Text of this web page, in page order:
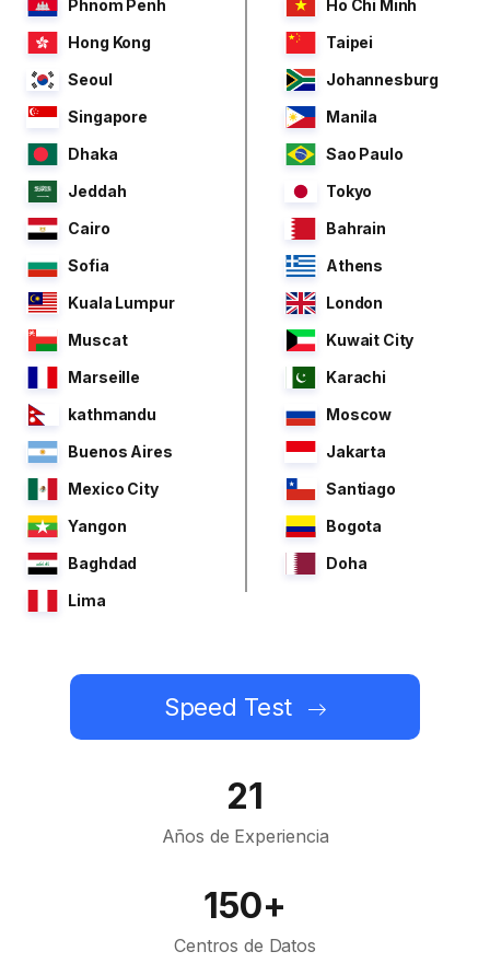
Phnom Penh
Ho Chi Minh
Hong Kong
Taipei
Seoul
Johannesburg
Singapore
Manila
Dhaka
Sao Paulo
Jeddah
Tokyo
Cairo
Bahrain
Sofia
Athens
Kuala Lumpur
London
Muscat
Kuwait City
Marseille
Karachi
kathmandu
Moscow
Buenos Aires
Jakarta
Mexico City
Santiago
Yangon
Bogota
Baghdad
Doha
Lima
Speed Test
21
Años de Experiencia
150+
Centros de Datos